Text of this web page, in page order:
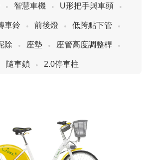
智慧車機 U形把手與車頭
車鈴 前後燈 低跨點下管
除 座墊 座管高度調整桿
隨車鎖 2.0停車柱